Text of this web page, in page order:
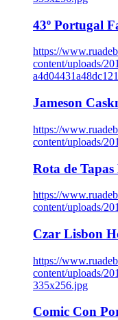
43º Portugal
https://
content/uploads/
Jameson
https://
content/uploads/
Rota de
https://
content/uploads/
Czar Lisbon
https://
content/uploads/
335x256.jpg
Comic Con